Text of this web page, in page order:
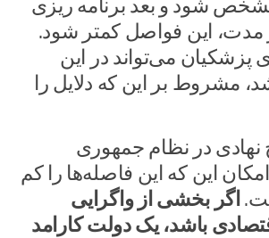
شود و بعد برنامه ریزی
مدت، این فواصل کمتر شود.
پزشکیان می‌تواند در این
مشروط بر این که دلایل را
نهادی در نظام جمهوری
این که این فاصله‌ها را کم
اگر بخشی از واگرایی
باشد، یک دولت کارامد